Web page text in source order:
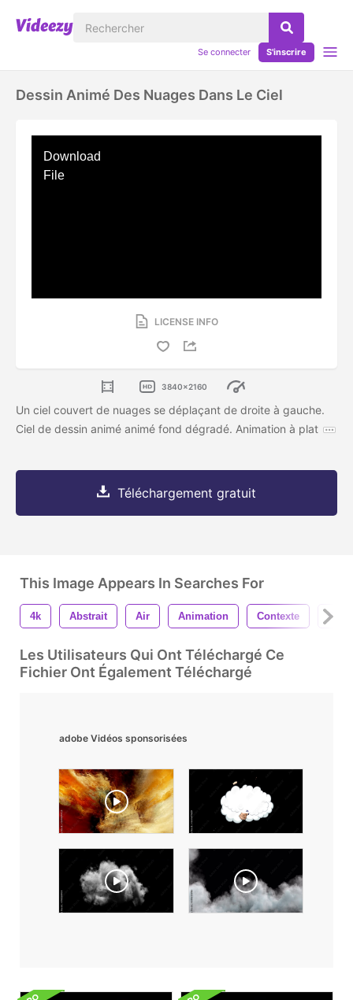
Se connecter S'inscrire
Dessin Animé Des Nuages Dans Le Ciel
Download
File
LICENSE INFO
3840x2160
Un ciel couvert de nuages se déplaçant de droite à gauche.
Ciel de dessin animé animé fond dégradé. Animation à plat
Téléchargement gratuit
This Image Appears In Searches For
4k Abstrait Air Animation Contexte Beau
Les Utilisateurs Qui Ont Téléchargé Ce
Fichier Ont Également Téléchargé
adobe Vidéos sponsorisées